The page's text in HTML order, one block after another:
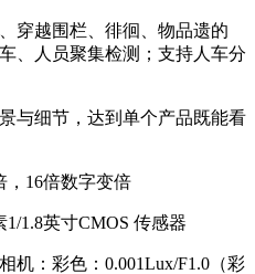
越围栏、徘徊、物品遗的
、人员聚集检测；支持人车分
细节，达到单个产品既能看
16倍数字变倍
1.8英寸CMOS 传感器
：彩色：0.001Lux/F1.0（彩